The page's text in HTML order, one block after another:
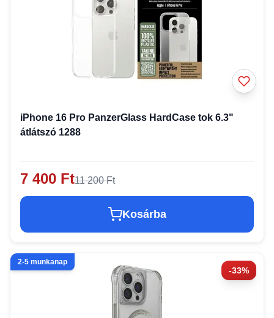
iPhone 16 Pro PanzerGlass HardCase tok 6.3"
átlátszó 1288
7 400 Ft11 200 Ft
Kosárba
-33%
2-5 munkanap